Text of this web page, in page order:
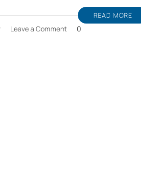
READ MORE
Leave a Comment 0